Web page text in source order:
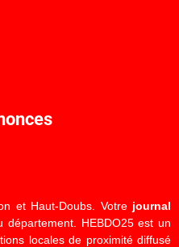
et Haut-Doubs. Votre journal
HEBDO25 est un
locales de proximité diffusé